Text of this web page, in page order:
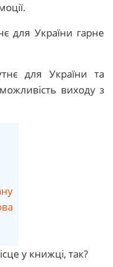
для України гарне
для України та
виходу з
у книжці, так?